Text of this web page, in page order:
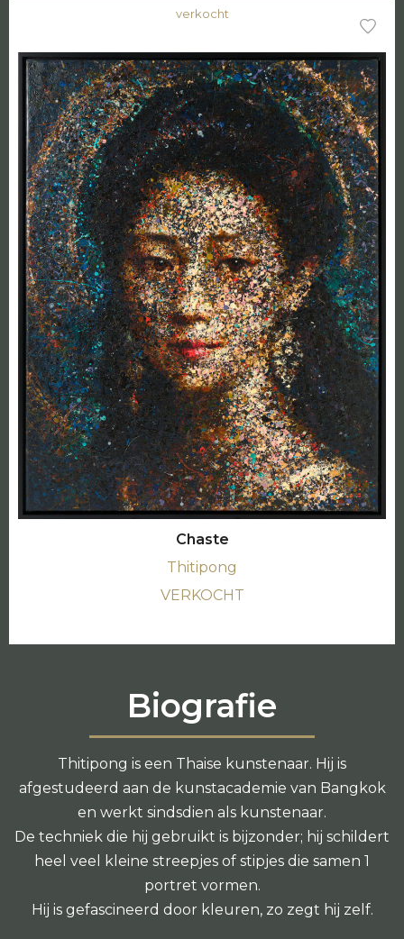
verkocht
Chaste
Thitipong
VERKOCHT
Biografie
Thitipong is een Thaise kunstenaar. Hij is
afgestudeerd aan de kunstacademie van Bangkok
en werkt sindsdien als kunstenaar.
De techniek die hij gebruikt is bijzonder; hij schildert
heel veel kleine streepjes of stipjes die samen 1
portret vormen.
Hij is gefascineerd door kleuren, zo zegt hij zelf.